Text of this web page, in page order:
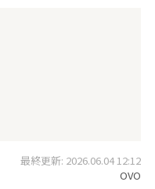
最終更新: 2026.06.04 12:12
OVO